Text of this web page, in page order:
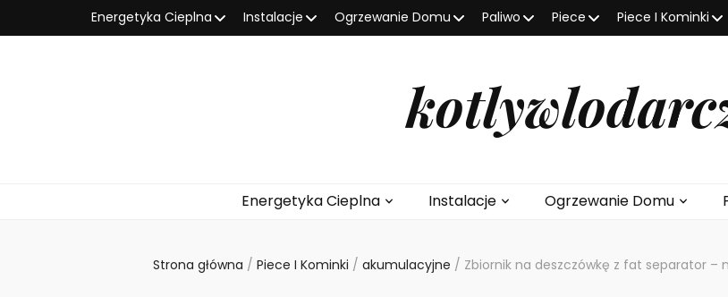
Energetyka Cieplna Instalacje Ogrzewanie Domu Paliwo Piece Piece I Kominki
Energetyka Cieplna Instalacje Ogrzewanie Domu
Strona główna / Piece I Kominki / akumulacyjne / Zbiornik na deszczówkę z fat separator –